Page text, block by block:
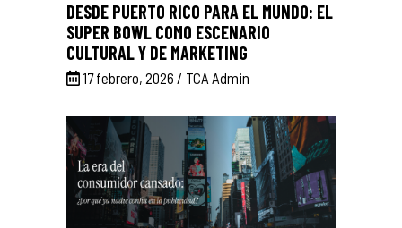
DESDE PUERTO RICO PARA EL MUNDO: EL
SUPER BOWL COMO ESCENARIO
CULTURAL Y DE MARKETING
17 febrero, 2026 TCA Admin